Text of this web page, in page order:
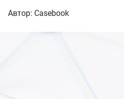
Автор: Casebook